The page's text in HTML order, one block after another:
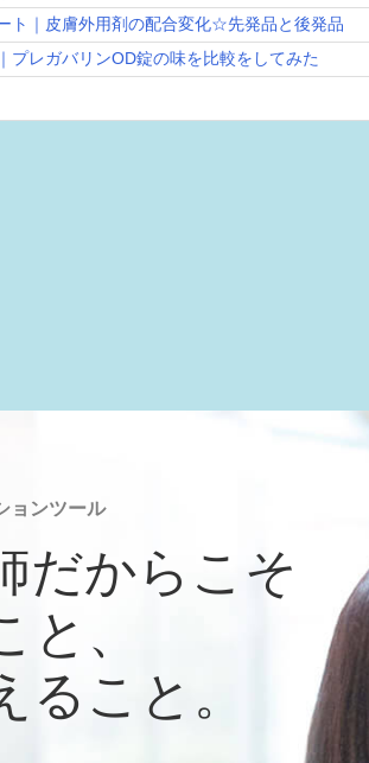
ト｜皮膚外用剤の配合変化☆先発品と後発品
プレガバリンOD錠の味を比較をしてみた
ョンツール
だからこそ
と、
ること。